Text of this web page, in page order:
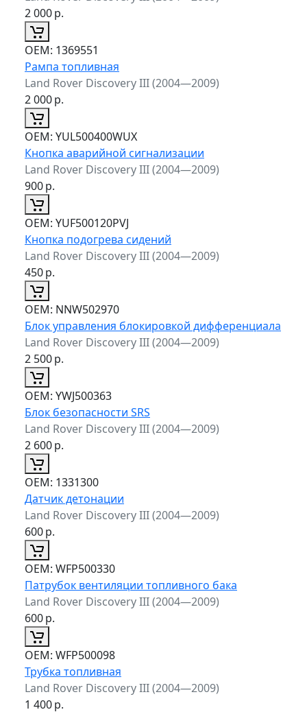
2 000р.
ОЕМ: 1369551
Рампа топливная
Land Rover Discovery III (2004—2009)
2 000р.
ОЕМ: YUL500400WUX
Кнопка аварийной сигнализации
Land Rover Discovery III (2004—2009)
900р.
ОЕМ: YUF500120PVJ
Кнопка подогрева сидений
Land Rover Discovery III (2004—2009)
450р.
ОЕМ: NNW502970
Блок управления блокировкой дифференциала
Land Rover Discovery III (2004—2009)
2 500р.
ОЕМ: YWJ500363
Блок безопасности SRS
Land Rover Discovery III (2004—2009)
2 600р.
ОЕМ: 1331300
Датчик детонации
Land Rover Discovery III (2004—2009)
600р.
ОЕМ: WFP500330
Патрубок вентиляции топливного бака
Land Rover Discovery III (2004—2009)
600р.
ОЕМ: WFP500098
Трубка топливная
Land Rover Discovery III (2004—2009)
1 400р.